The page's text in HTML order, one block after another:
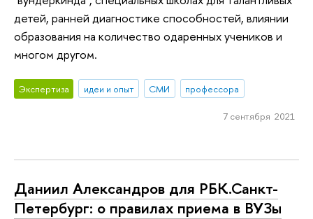
детей, ранней диагностике способностей, влиянии
образования на количество одаренных учеников и
многом другом.
Экспертиза идеи и опыт СМИ профессора
7 сентября 2021
Даниил Александров для РБК.Санкт-
Петербург: о правилах приема в ВУЗы